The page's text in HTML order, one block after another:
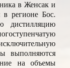
в Женсак и
регионе Бос.
дистилляцию
выполняются
на объемы